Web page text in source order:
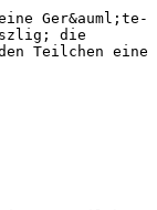
Ger&auml;te-
die
Teilchen eine